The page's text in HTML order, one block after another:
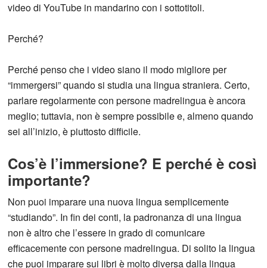
video di YouTube in mandarino con i sottotitoli.
Perché?
Perché penso che i video siano il modo migliore per
“immergersi” quando si studia una lingua straniera. Certo,
parlare regolarmente con persone madrelingua è ancora
meglio; tuttavia, non è sempre possibile e, almeno quando
sei all’inizio, è piuttosto difficile.
Cos’è l’immersione? E perché è così
importante?
Non puoi imparare una nuova lingua semplicemente
“studiando”. In fin dei conti, la padronanza di una lingua
non è altro che l’essere in grado di comunicare
efficacemente con persone madrelingua. Di solito la lingua
che puoi imparare sui libri è molto diversa dalla lingua